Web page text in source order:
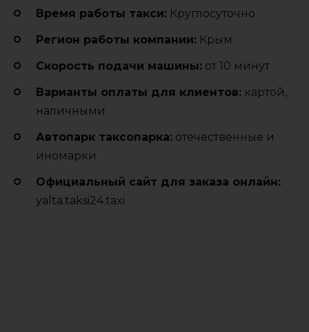
Время работы такси: Круглосуточно
Регион работы компании: Крым
Cкорость подачи машины: от 10 минут
Варианты оплаты для клиентов: картой,
наличными
Автопарк таксопарка: отечественные и
иномарки
Официальный сайт для заказа онлайн:
yalta.taksi24.taxi